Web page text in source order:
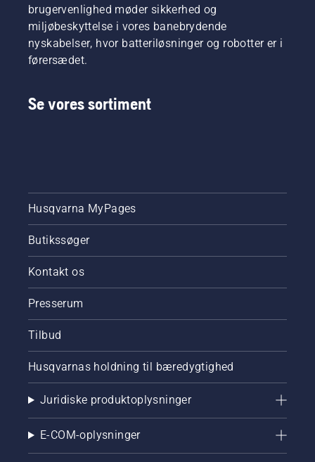
brugervenlighed møder sikkerhed og
miljøbeskyttelse i vores banebrydende
nyskabelser, hvor batteriløsninger og robotter er i
førersædet.
Se vores sortiment
Husqvarna MyPages
Butikssøger
Kontakt os
Presserum
Tilbud
Husqvarnas holdning til bæredygtighed
Juridiske produktoplysninger
E-COM-oplysninger